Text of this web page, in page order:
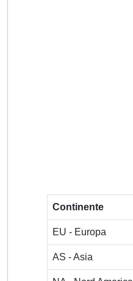
Continente
EU - Europa
AS - Asia